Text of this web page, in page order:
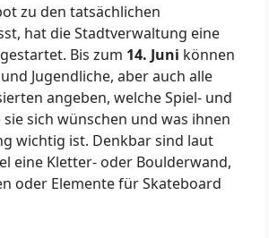
zu den tatsächlichen
hat die Stadtverwaltung eine
Bis zum 14. Juni können
Jugendliche, aber auch alle
angeben, welche Spiel- und
sich wünschen und was ihnen
wichtig ist. Denkbar sind laut
eine Kletter- oder Boulderwand,
oder Elemente für Skateboard